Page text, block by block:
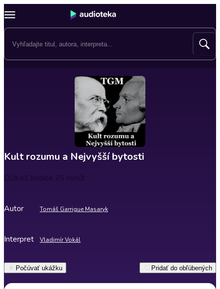
Kult rozumu a Nejvyšší bytosti
Dĺžka1 hodina 25 minút
Autor Tomáš Garrigue Masaryk
Interpret Vladimír Vokál
Počúvať ukážku Pridať do obľúbených